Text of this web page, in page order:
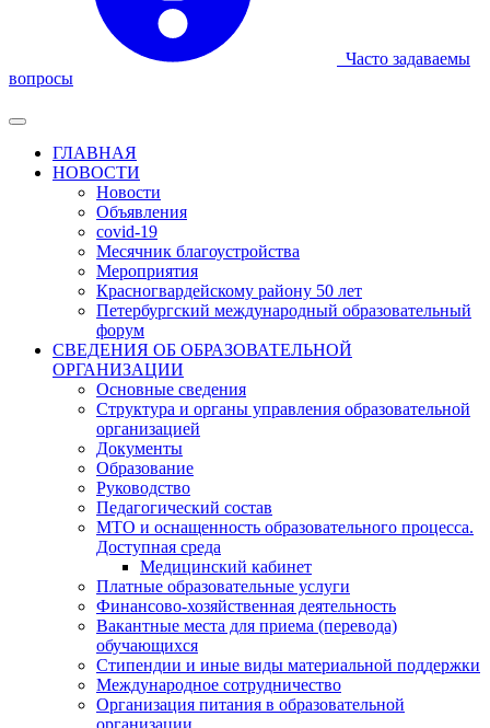
Часто задаваемы
вопросы
ГЛАВНАЯ
НОВОСТИ
Новости
Объявления
covid-19
Месячник благоустройства
Мероприятия
Красногвардейскому району 50 лет
Петербургский международный образовательный
форум
СВЕДЕНИЯ ОБ ОБРАЗОВАТЕЛЬНОЙ
ОРГАНИЗАЦИИ
Основные сведения
Структура и органы управления образовательной
организацией
Документы
Образование
Руководство
Педагогический состав
МТО и оснащенность образовательного процесса.
Доступная среда
Медицинский кабинет
Платные образовательные услуги
Финансово-хозяйственная деятельность
Вакантные места для приема (перевода)
обучающихся
Стипендии и иные виды материальной поддержки
Международное сотрудничество
Организация питания в образовательной
организации